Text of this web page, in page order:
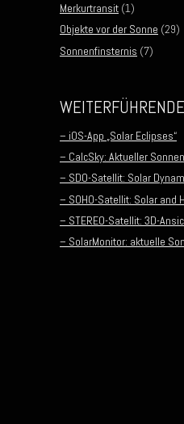
Merkurtransit (1)
Objekte vor der Sonne (29)
Sonnenfinsternis (7)
– iOS-App „Solar Eclipses“
– CalcSky: Aktueller
– SDO-Satellit: Solar
– SOHO-Satellit: Solar and
– STEREO-Satellit: 3D-
– SolarMonitor: aktuelle